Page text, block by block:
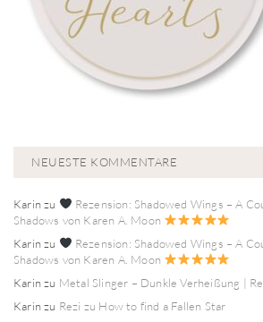
NEUESTE KOMMENTARE
Karinzu
Rezension: Shadowed Wings – A
Shadows von Karen A. Moon
Karinzu
Rezension: Shadowed Wings – A
Shadows von Karen A. Moon
Karinzu Metal Slinger – Dunkle Verheißung |
Karinzu Rezi zu How to find a Fallen Star